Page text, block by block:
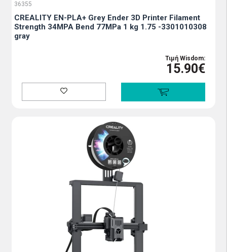
36355
CREALITY EN-PLA+ Grey Ender 3D Printer Filament
Strength 34MPA Bend 77MPa 1 kg 1.75 -3301010308
gray
Τιμή Wisdom:
15.90€